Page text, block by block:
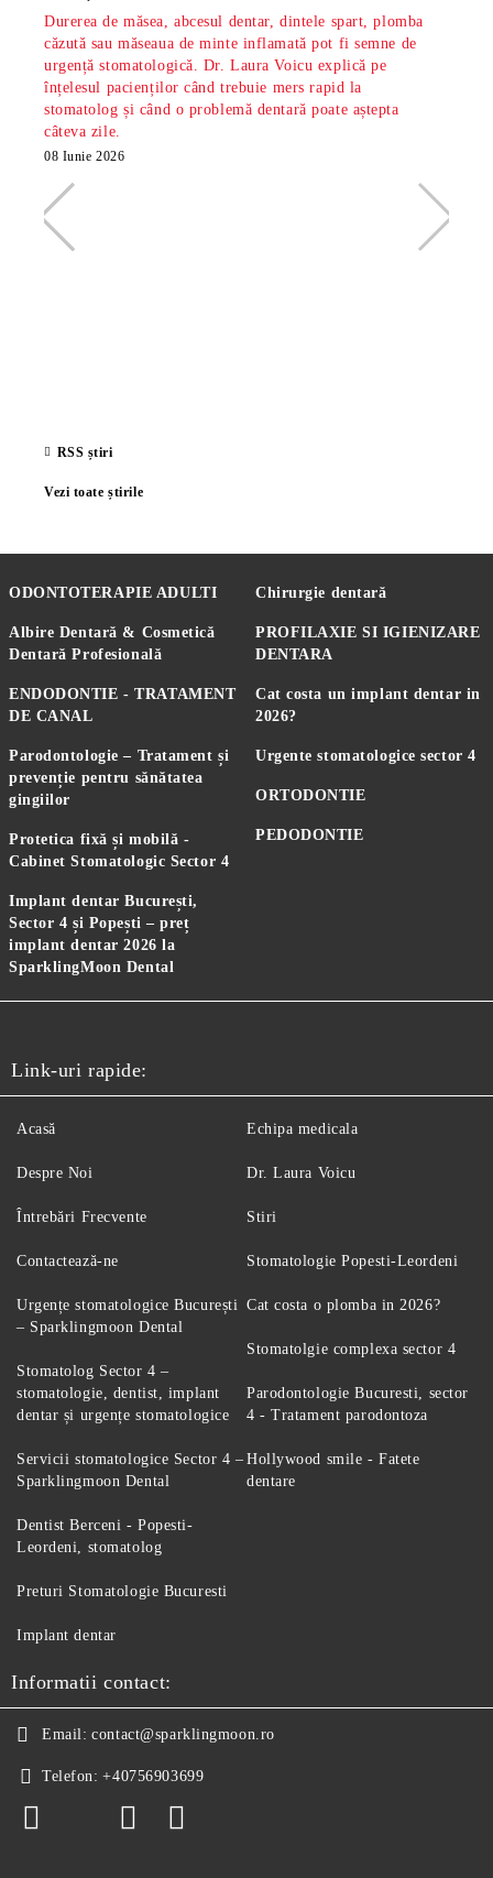
Durerea de măsea, abcesul dentar, dintele spart, plomba
căzută sau măseaua de minte inflamată pot fi semne de
urgență stomatologică. Dr. Laura Voicu explică pe
înțelesul pacienților când trebuie mers rapid la
stomatolog și când o problemă dentară poate aștepta
câteva zile.
08 Iunie 2026
RSS știri
Vezi toate știrile
ODONTOTERAPIE ADULTI
Albire Dentară & Cosmetică
Dentară Profesională
ENDODONTIE - TRATAMENT
DE CANAL
Parodontologie – Tratament și
prevenție pentru sănătatea
gingiilor
Protetica fixă și mobilă -
Cabinet Stomatologic Sector 4
Implant dentar București,
Sector 4 și Popești – preț
implant dentar 2026 la
SparklingMoon Dental
Chirurgie dentară
PROFILAXIE SI IGIENIZARE
DENTARA
Cat costa un implant dentar in
2026?
Urgente stomatologice sector 4
ORTODONTIE
PEDODONTIE
Link-uri rapide:
Acasă
Despre Noi
Întrebări Frecvente
Contactează-ne
Echipa medicala
Dr. Laura Voicu
Stiri
Stomatologie Popesti-Leordeni
Urgențe stomatologice București
– Sparklingmoon Dental
Stomatolog Sector 4 –
stomatologie, dentist, implant
dentar și urgențe stomatologice
Servicii stomatologice Sector 4 –
Sparklingmoon Dental
Dentist Berceni - Popesti-
Leordeni, stomatolog
Cat costa o plomba in 2026?
Stomatolgie complexa sector 4
Parodontologie Bucuresti, sector
4 - Tratament parodontoza
Hollywood smile - Fatete
dentare
Preturi Stomatologie Bucuresti
Implant dentar
Informatii contact:
Email: contact@sparklingmoon.ro
Telefon: +40756903699